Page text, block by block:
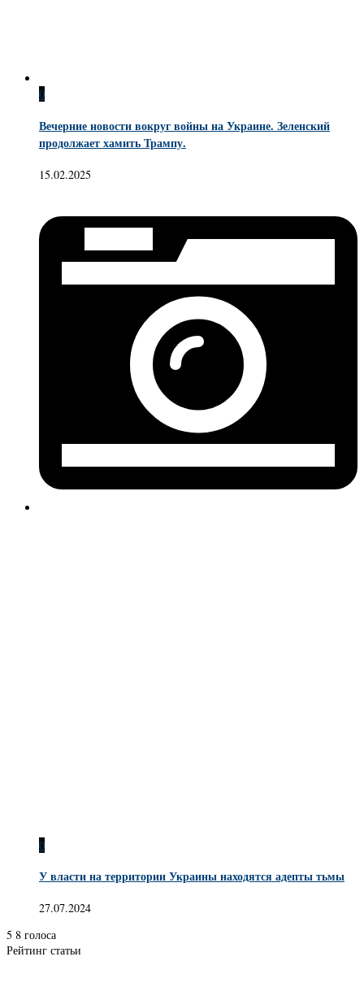
0
Вечерние новости вокруг войны на Украине. Зеленский
продолжает хамить Трампу.
15.02.2025
0
У власти на территории Украины находятся адепты тьмы
27.07.2024
5 8 голоса
Рейтинг статьи